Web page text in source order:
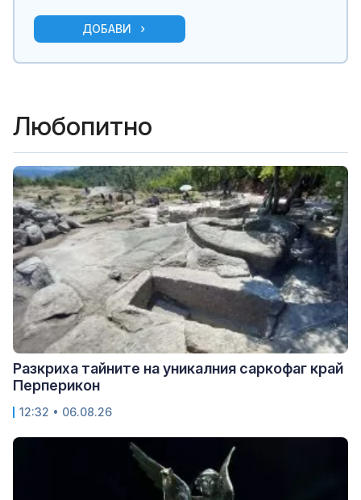
ДОБАВИ
Любопитно
Разкриха тайните на уникалния саркофаг край
Перперикон
12:32 • 06.08.26